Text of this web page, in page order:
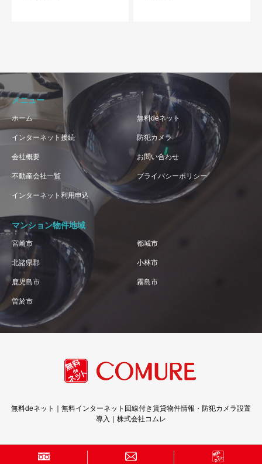
メニュー
ホーム 無料deネット
インターネット接続 防犯カメラ
会社概要 お問い合わせ
不動産会社一覧 プライバシーポリシー
インターネット利用申込
マンション物件地域
宮崎市 都城市
北諸県郡 小林市
鹿児島市 霧島市
曽於市
無料deネット｜無料インターネット回線付き賃貸物件情報・防犯カメラ設置
導入｜株式会社コムレ